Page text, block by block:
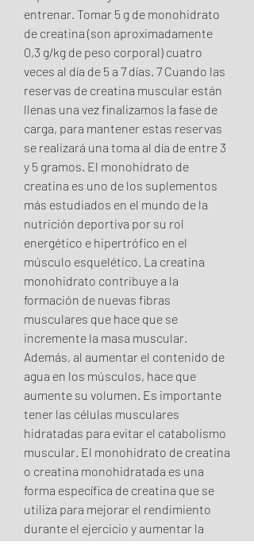
entrenar. Tomar 5 g de monohidrato
de creatina (son aproximadamente
0,3 g/kg de peso corporal) cuatro
veces al día de 5 a 7 días. 7 Cuando las
reservas de creatina muscular están
llenas una vez finalizamos la fase de
carga, para mantener estas reservas
se realizará una toma al día de entre 3
y 5 gramos. El monohidrato de
creatina es uno de los suplementos
más estudiados en el mundo de la
nutrición deportiva por su rol
energético e hipertrófico en el
músculo esquelético. La creatina
monohidrato contribuye a la
formación de nuevas fibras
musculares que hace que se
incremente la masa muscular.
Además, al aumentar el contenido de
agua en los músculos, hace que
aumente su volumen. Es importante
tener las células musculares
hidratadas para evitar el catabolismo
muscular. El monohidrato de creatina
o creatina monohidratada es una
forma específica de creatina que se
utiliza para mejorar el rendimiento
durante el ejercicio y aumentar la